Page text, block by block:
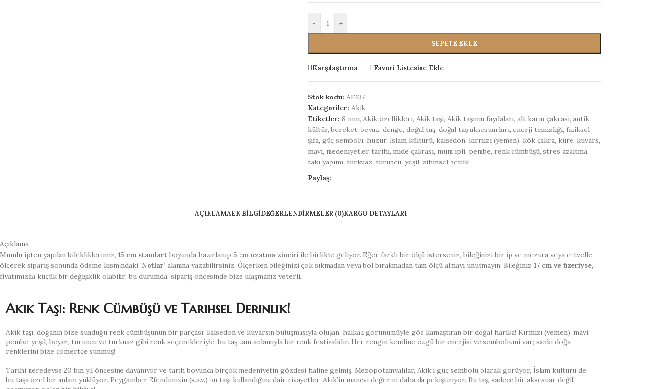
- +
SEPETE EKLE
Karşılaştırma Favori Listesine Ekle
Stok kodu: AF137
Kategoriler: Akik
Etiketler: 8 mm, Akik özellikleri, Akik taşı, Akik taşının faydaları, alt karın çakrası, antik
kültür, bereket, beyaz, denge, doğal taş, doğal taş aksesuarları, enerji temizliği, fiziksel
şifa, güç sembolü, huzur, İslam kültürü, kalsedon, kırmızı (yemen), kök çakra, küre, kuvars,
mavi, medeniyetler tarihi, mide çakrası, mum ipli, pembe, renk cümbüşü, stres azaltma,
takı yapımı, turkuaz, turuncu, yeşil, zihinsel netlik
Paylaş:
AÇIKLAMAEK BILGIDEĞERLENDIRMELER (0)KARGO DETAYLARI
Açıklama
Mumlu ipten yapılan bilekliklerimiz, 15 cm standart boyunda hazırlanıp 5 cm uzatma zinciri ile birlikte geliyor. Eğer farklı bir ölçü isterseniz, bileğinizi bir ip ve mezura veya cetvelle
ölçerek sipariş sonunda ödeme kısmındaki ‘Notlar‘ alanına yazabilirsiniz. Ölçerken bileğinizi çok sıkmadan veya bol bırakmadan tam ölçü almayı unutmayın. Bileğiniz 17 cm ve üzeriyse,
fiyatımızda küçük bir değişiklik olabilir; bu durumda, sipariş öncesinde bize ulaşmanız yeterli.
Akik Taşı: Renk Cümbüşü ve Tarihsel Derinlik!
Akik taşı, doğanın bize sunduğu renk cümbüşünün bir parçası; kalsedon ve kuvarsın buluşmasıyla oluşan, halkalı görünümüyle göz kamaştıran bir doğal harika! Kırmızı (yemen), mavi,
pembe, yeşil, beyaz, turuncu ve turkuaz gibi renk seçenekleriyle, bu taş tam anlamıyla bir renk festivalidir. Her rengin kendine özgü bir enerjisi ve sembolizmi var; sanki doğa,
renklerini bize cömertçe sunmuş!
Tarihi neredeyse 20 bin yıl öncesine dayanıyor ve tarih boyunca birçok medeniyetin gözdesi haline gelmiş. Mezopotamyalılar, Akik’i güç sembolü olarak görüyor, İslam kültürü de
bu taşa özel bir anlam yüklüyor. Peygamber Efendimizin (s.a.v.) bu taşı kullandığına dair rivayetler, Akik’in manevi değerini daha da pekiştiriyor. Bu taş, sadece bir aksesuar değil;